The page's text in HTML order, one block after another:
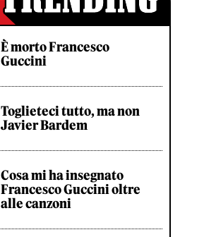
È morto Francesco
Guccini
Toglieteci tutto, ma non
Javier Bardem
Cosa mi ha insegnato
Francesco Guccini oltre
alle canzoni